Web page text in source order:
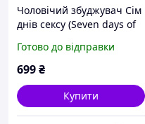
Чоловічий збуджувач Сім
днів сексу (Seven days of
для підвищення потенції
та витривалості
Готово до відправки
699₴
Купити